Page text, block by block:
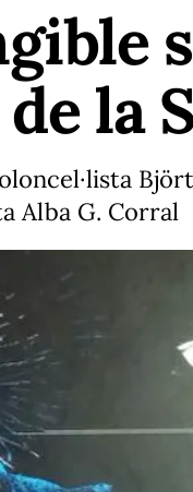
la
Alba G. Corral